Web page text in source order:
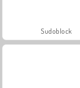
Sudoblock